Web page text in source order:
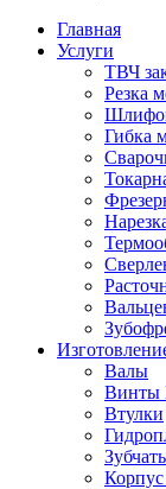
Главная
Услуги
ТВЧ
Резка
Гибка
Валы
Втулки